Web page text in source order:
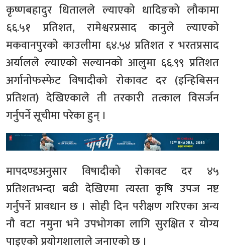
कृष्णबहादुर धितालले ल्याएको धादिङको लौकामा
६६.५१ प्रतिशत, रामेश्वरप्रसाद कानुले ल्याएको
मकवानपुरको काउलीमा ६४.५४ प्रतिशत र भरतप्रसाद
अर्यालले ल्याएको सल्यानको आलुमा ६६.९९ प्रतिशत
अर्गानोफस्फेट विषादीको रोकावट दर (इन्हिबिसन
प्रतिशत) देखिएकाले ती तरकारी तत्काल विसर्जन
गर्नुपर्ने सूचीमा परेका हुन् ।
मापदण्डअनुसार विषादीको रोकावट दर ४५
प्रतिशतभन्दा बढी देखिएमा त्यस्ता कृषि उपज नष्ट
गर्नुपर्ने प्रावधान छ । सोही दिन परीक्षण गरिएका अन्य
नौ वटा नमुना भने उपभोगका लागि सुरक्षित र योग्य
पाइएको प्रयोगशालाले जनाएको छ ।